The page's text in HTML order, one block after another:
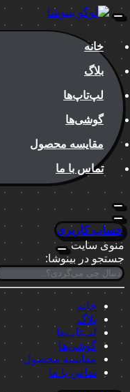
خانه
بلاگ
لپ‌تاپ‌ها
گوشی‌ها
مقایسه محصول
تماس با ما
حساب کاربری
منوی سایت
جستجو در بینوشا:
خانه
بلاگ
لپ‌تاپ‌ها
گوشی‌ها
مقایسه محصول
تماس با ما